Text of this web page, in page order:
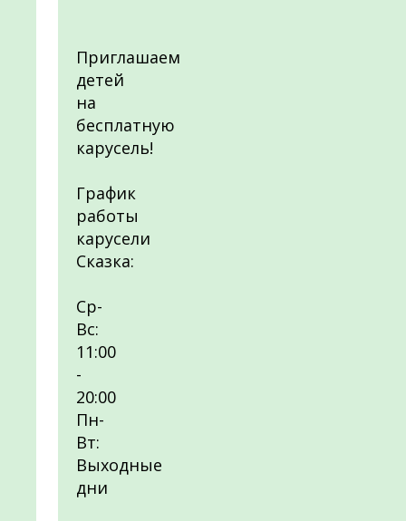
Приглашаем
детей
на
бесплатную
карусель!
График
работы
карусели
Сказка:
Ср-
Вс:
11:00
-
20:00
Пн-
Вт:
Выходные
дни